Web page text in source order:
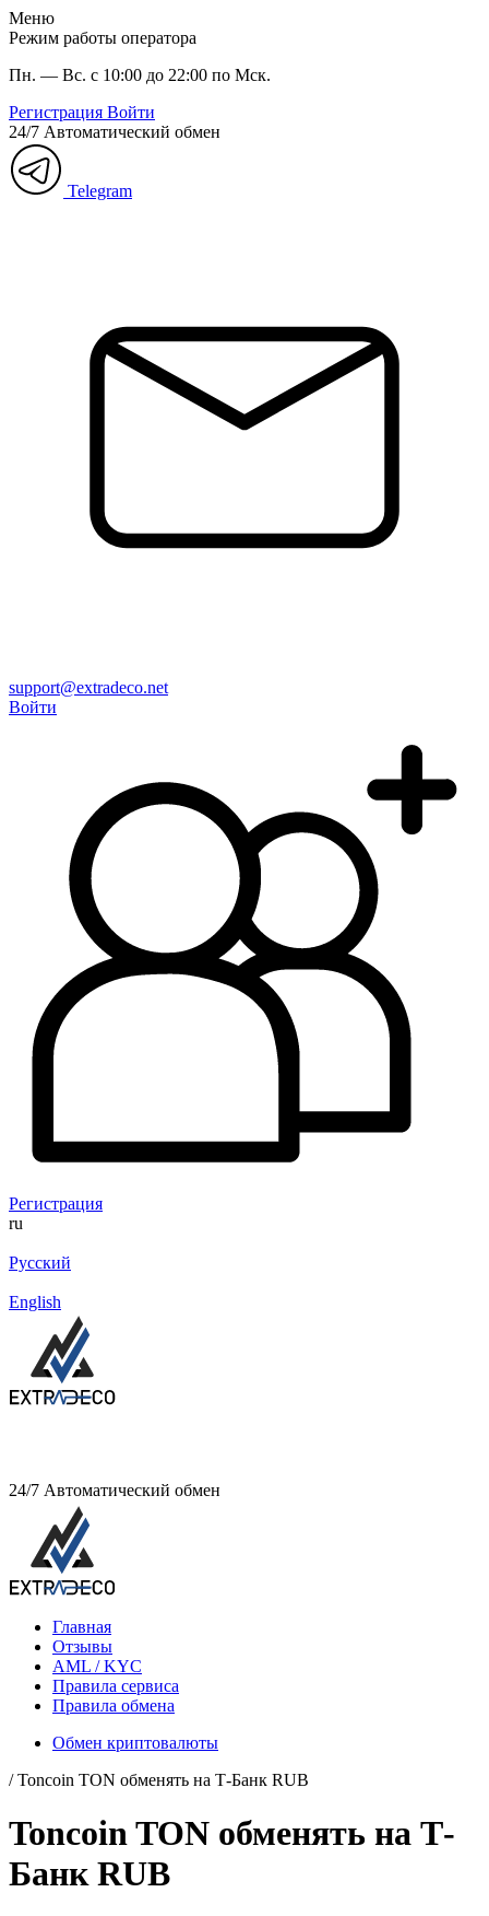
Меню
Режим работы оператора
Пн. — Вс. с 10:00 до 22:00 по Мск.
Регистрация Войти
24/7 Автоматический обмен
Telegram
support@extradeco.net
Войти
Регистрация
ru
Русский
English
24/7 Автоматический обмен
Главная
Отзывы
AML / KYC
Правила сервиса
Правила обмена
Обмен криптовалюты
/ Toncoin TON обменять на Т-Банк RUB
Toncoin TON обменять на Т-
Банк RUB